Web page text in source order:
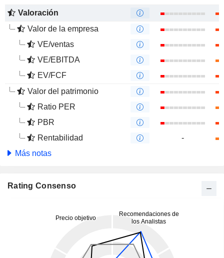
Valoración
Valor de la empresa
VE/ventas
VE/EBITDA
EV/FCF
Valor del patrimonio
Ratio PER
PBR
Rentabilidad
-
Más notas
Rating Consenso